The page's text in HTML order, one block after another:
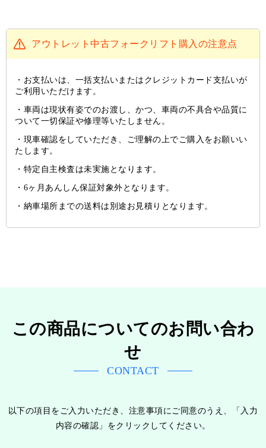
アウトレット中古フォークリフト購入の注意点
お支払いは、一括支払いまたはクレジットカード支払いが
ご利用いただけます。
車両は現状有姿でのお渡し、かつ、車両の不具合や品質に
ついて一切保証や修理等いたしません。
現車確認をしていただき、ご理解の上でご購入をお願いい
たします。
特定自主検査は未実施となります。
6ヶ月あんしん保証対象外となります。
納車場所までの送料は別途お見積りとなります。
この商品についてのお問い合わ
せ
CONTACT
以下の項目をご入力いただき、注意事項にご同意のうえ、「入力
内容の確認」をクリックしてください。